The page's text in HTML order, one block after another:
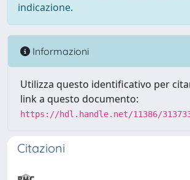
indicazione.
Informazioni
Utilizza questo identificativo per
link a questo documento:
https://hdl.handle.net/11386/
Citazioni